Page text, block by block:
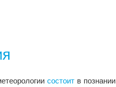
состоитв познании